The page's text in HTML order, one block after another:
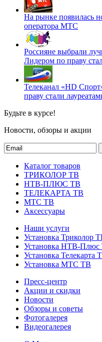
На рынке появилась
оператора МТС
Россияне выбрали
Лидером по праву
Телеканал «HD
праву стали
Будьте в курсе!
Новости, обзоры и акции
Каталог товаров
ТРИКОЛОР ТВ
НТВ-ПЛЮС ТВ
ТЕЛЕКАРТА ТВ
МТС ТВ
Аксессуары
Наши услуги
Установка Триколор
Установка НТВ-Плюс
Установка Телекарта
Установка МТС ТВ
Пресс-центр
Акции и скидки
Новости
Обзоры и советы
Фотогалерея
Видеогалерея